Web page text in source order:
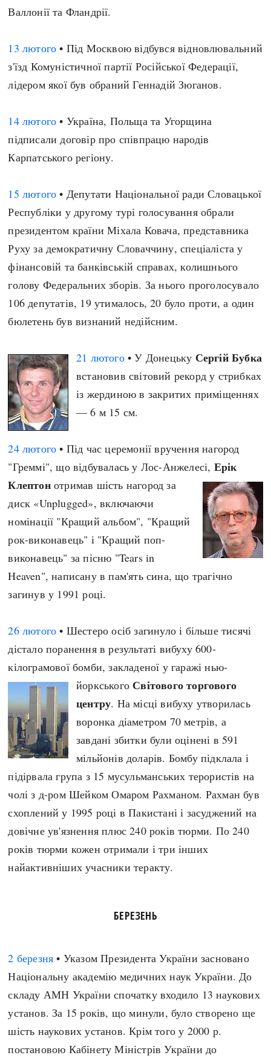
Валлонії та Фландрії.
13 лютого • Під Москвою відбувся відновлювальний
з'їзд Комуністичної партії Російської Федерації,
лідером якої був обраний Геннадій Зюганов.
14 лютого • Україна, Польща та Угорщина
підписали договір про співпрацю народів
Карпатського регіону.
15 лютого • Депутати Національної ради Словацької
Республіки у другому турі голосування обрали
президентом країни Міхала Ковача, представника
Руху за демократичну Словаччину, спеціаліста у
фінансовій та банківській справах, колишнього
голову Федеральних зборів. За нього проголосувало
106 депутатів, 19 утималось, 20 було проти, а один
бюлетень був визнаний недійсним.
21 лютого• У Донецьку Сергій Бубка
встановив світовий рекорд у стрибках
із жердиною в закритих приміщеннях
— 6 м 15 см.
24 лютого • Під час церемонії вручення нагород
"Греммі", що відбувалась у Лос-Анжелесі, Ерік
Клептонотримав шість нагород за
диск «Unplugged», включаючи
номінації "Кращий альбом", "Кращий
рок-виконавець" і "Кращий поп-
виконавець" за пісню "Tears in
Heaven", написану в пам'ять сина, що трагічно
загинув у 1991 році.
26 лютого • Шестеро осіб загинуло і більше тисячі
дістало поранення в результаті вибуху 600-
кілограмової бомби, закладеної у гаражі нью-
йоркського Світового торгового
центру. На місці вибуху утворилась
воронка діаметром 70 метрів, а
завдані збитки були оцінені в 591
мільйонів доларів. Бомбу підклала і
підірвала група з 15 мусульманських терористів на
чолі з д-ром Шейком Омаром Рахманом. Рахман був
схоплений у 1995 році в Пакистані і засуджений на
довічне ув'язнення плюс 240 років тюрми. По 240
років тюрми кожен отримали і три інших
найактивніших учасники теракту.
БЕРЕЗЕНЬ
2 березня • Указом Президента України засновано
Національну академію медичних наук України. До
складу АМН України спочатку входило 13 наукових
установ. За 15 років, що минули, було створено ще
шість наукових установ. Крім того у 2000 р.
постановою Кабінету Міністрів України до